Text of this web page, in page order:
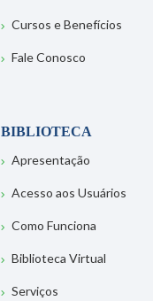
Cursos e Benefícios
Fale Conosco
BIBLIOTECA
Apresentação
Acesso aos Usuários
Como Funciona
Biblioteca Virtual
Serviços